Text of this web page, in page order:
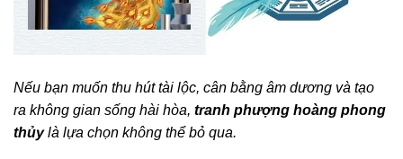
Nếu bạn muốn thu hút tài lộc, cân bằng âm dương và tạo
ra không gian sống hài hòa, tranh phượng hoàng phong
thủylà lựa chọn không thể bỏ qua.